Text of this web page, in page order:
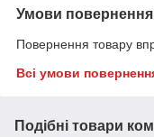
Умови повернення
Повернення товару
Всі умови
Подібні товари